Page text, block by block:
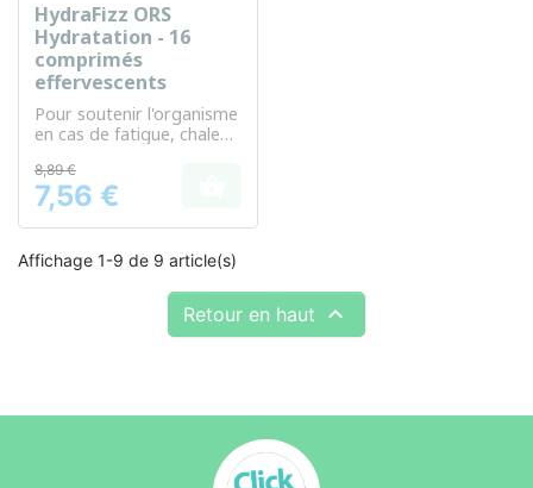
HydraFizz ORS
Hydratation - 16
comprimés
effervescents
Pour soutenir l'organisme
en cas de fatigue, chaleur
Prix
8,89 €
7,56 €
Affichage 1-9 de 9 article(s)
Retour en haut 